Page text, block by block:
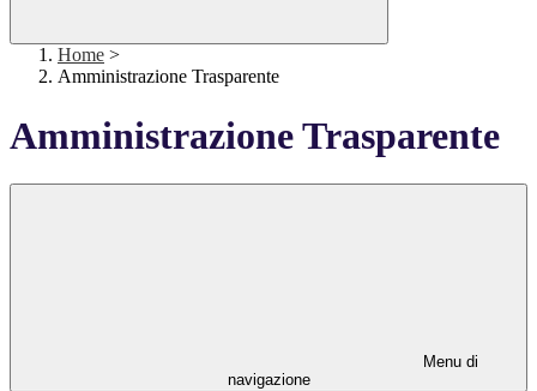
Home >
Amministrazione Trasparente
Amministrazione Trasparente
Menu di
navigazione